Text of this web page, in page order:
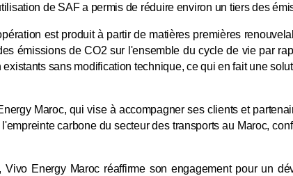
de SAF a permis de réduire environ un tiers des
est produit à partir de matières premières
émissions de CO2 sur l'ensemble du cycle de vie par
sans modification technique, ce qui en fait une
Maroc, qui vise à accompagner ses clients et
carbone du secteur des transports au Maroc,
Energy Maroc réaffirme son engagement pour un